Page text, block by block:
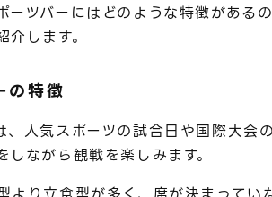
ーツバーにはどのような特徴がある
します。
の特徴
、人気スポーツの試合日や国際大会
しながら観戦を楽しみます。